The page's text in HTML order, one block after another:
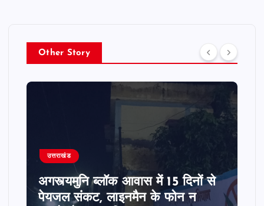
Other Story
उत्तराखंड
अगस्त्यमुनि ब्लॉक आवास में 15 दिनों से
पेयजल संकट, लाइनमैन के फोन न